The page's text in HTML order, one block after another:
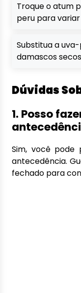
Troque o atum
peru para
Substitua a
damascos
Dúvidas
1. Posso
Sim, você
antecedência.
fechado para